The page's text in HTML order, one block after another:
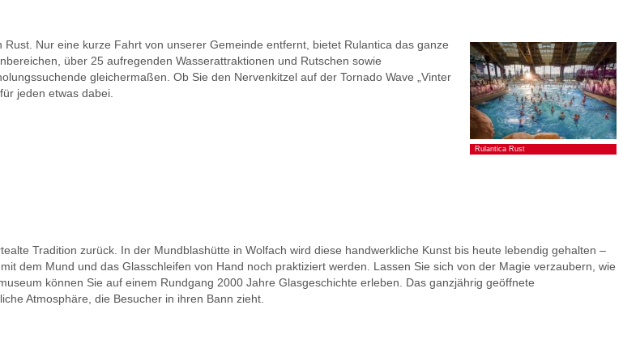
Rulantica Rust
Nur eine kurze Fahrt von unserer Gemeinde entfernt, bietet Rulantica das ganze
über 25 aufregenden Wasserattraktionen und Rutschen sowie
gleichermaßen. Ob Sie den Nervenkitzel auf der Tornado Wave „Vinter
jeden etwas dabei.
Tradition zurück. In der Mundblashütte in Wolfach wird diese handwerkliche Kunst bis heute lebendig gehalten –
dem Mund und das Glasschleifen von Hand noch praktiziert werden. Lassen Sie sich von der Magie verzaubern, wie
können Sie auf einem Rundgang 2000 Jahre Glasgeschichte erleben. Das ganzjährig geöffnete
Atmosphäre, die Besucher in ihren Bann zieht.